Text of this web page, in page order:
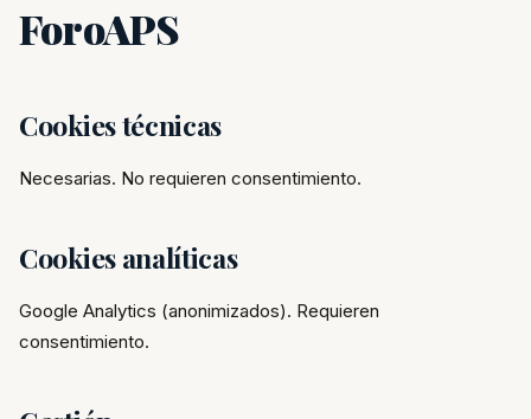
ForoAPS
Cookies técnicas
Necesarias. No requieren consentimiento.
Cookies analíticas
Google Analytics (anonimizados). Requieren
consentimiento.